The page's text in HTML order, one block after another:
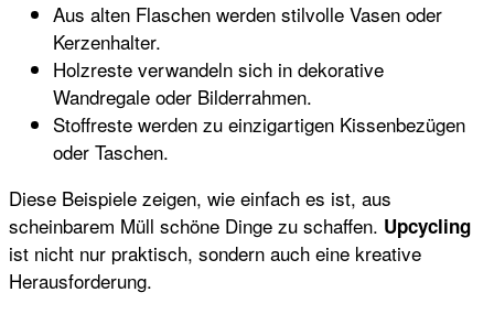
Aus alten Flaschen werden stilvolle Vasen oder
Kerzenhalter.
Holzreste verwandeln sich in dekorative
Wandregale oder Bilderrahmen.
Stoffreste werden zu einzigartigen Kissenbezügen
oder Taschen.
Diese Beispiele zeigen, wie einfach es ist, aus
scheinbarem Müll schöne Dinge zu schaffen. Upcycling
ist nicht nur praktisch, sondern auch eine kreative
Herausforderung.